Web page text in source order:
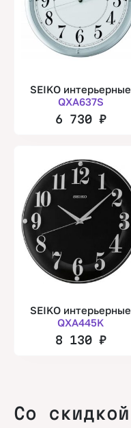
SEIKO интерьерные
QXA637S
6 730 ₽
SEIKO интерьерные
QXA445K
8 130 ₽
Со скидкой